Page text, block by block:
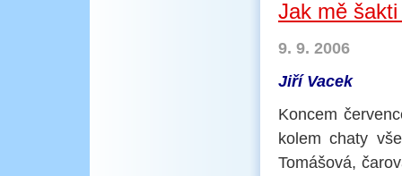
Jak mě
9. 9. 2006
Jiří Vacek
Koncem
kolem chaty
Tomášová,